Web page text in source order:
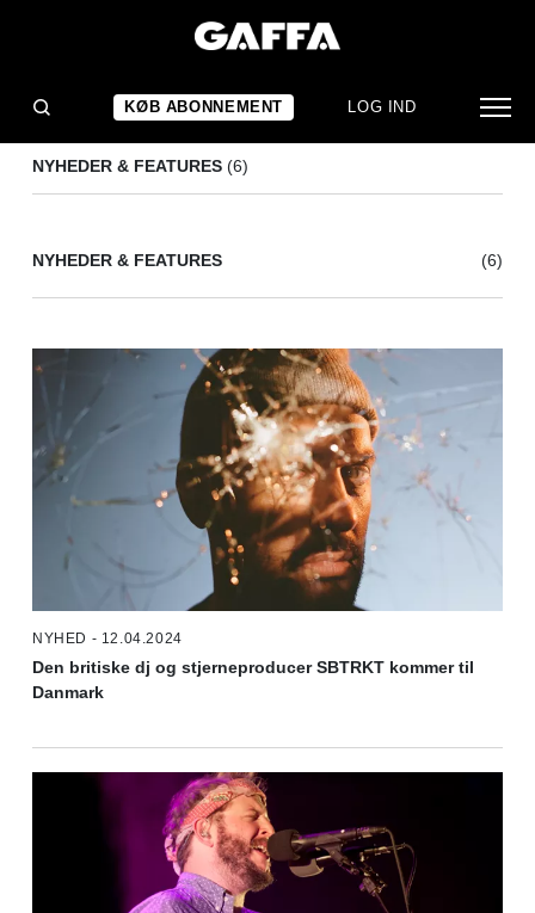
KØB ABONNEMENT LOG IND
NYHEDER & FEATURES (6)
NYHEDER & FEATURES (6)
NYHED - 12.04.2024
Den britiske dj og stjerneproducer SBTRKT kommer til
Danmark